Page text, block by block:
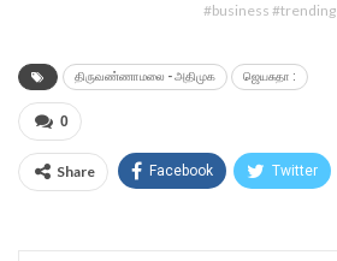
#business #trending
திருவண்ணாமலை - அதிமுக ஜெயசுதா :
0
Share Facebook Twitter